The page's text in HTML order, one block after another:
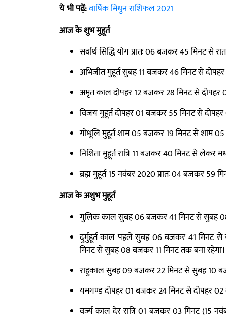
ये भी पढ़ें:वार्षिक मिथुन राशिफल 2021
आज के शुभ मुहूर्त
सर्वार्थ सिद्धि योग प्रातः 06 बजकर 45 मिनट से
अभिजीत मुहूर्त सुबह 11 बजकर 46 मिनट से
अमृत काल दोपहर 12 बजकर 28 मिनट से दोपहर
विजय मुहूर्त दोपहर 01 बजकर 55 मिनट से
गोधूलि मुहूर्त शाम 05 बजकर 19 मिनट से शाम
निशिता मुहूर्त रात्रि 11 बजकर 40 मिनट से लेकर
ब्रह्म मुहूर्त 15 नवंबर 2020 प्रातः 04 बजकर 59
आज के अशुभ मुहूर्त
गुलिक काल सुबह 06 बजकर 41 मिनट से सुबह
दुर्मुहूर्त काल पहले सुबह 06 बजकर 41 मिनट
मिनट से सुबह 08 बजकर 11 मिनट तक बना रहेगा।
राहुकाल सुबह 09 बजकर 22 मिनट से सुबह 10
यमगण्ड दोपहर 01 बजकर 24 मिनट से दोपहर
वर्ज्य काल देर रात्रि 01 बजकर 03 मिनट (15